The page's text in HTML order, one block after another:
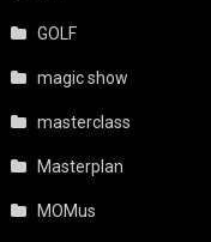
GOLF
magic show
masterclass
Masterplan
MOMus